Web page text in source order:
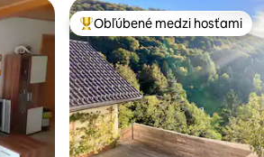
Najobľúbenejšie medzi hosťami
Obľúbené medzi hosťami